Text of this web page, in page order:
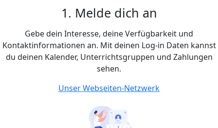
1. Melde dich an
Gebe dein Interesse, deine Verfügbarkeit und
Kontaktinformationen an. Mit deinen Log-in Daten kannst
du deinen Kalender, Unterrichtsgruppen und Zahlungen
sehen.
Unser Webseiten-Netzwerk